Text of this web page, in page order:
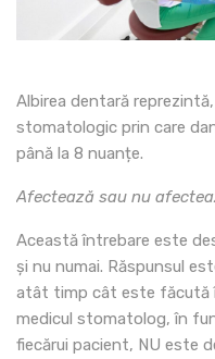
Albirea dentară
stomatologic prin care
până la 8 nuanțe.
Afectează sau nu
Această întrebare este
și nu numai. Răspunsul
atât timp cât este făcută
medicul stomatolog, în
fiecărui pacient, NU este